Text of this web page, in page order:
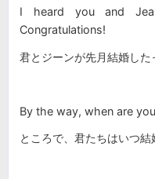
I heard you and
Congratulations!
君とジーンが先月結婚した
By the way, when are
ところで、君たちはいつ